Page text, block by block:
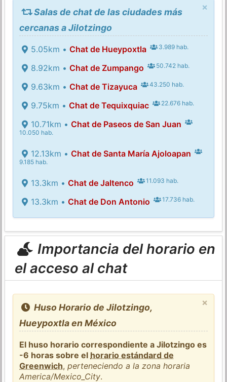
×
Salas de chat de las ciudades más
cercanas a Jilotzingo
5.05km • Chat de Hueypoxtla 3.989 hab.
8.92km • Chat de Zumpango 50.742 hab.
9.63km • Chat de Tizayuca 43.250 hab.
9.75km • Chat de Tequixquiac 22.676 hab.
10.71km • Chat de Paseos de San Juan
10.050 hab.
12.13km • Chat de Santa María Ajoloapan
9.185 hab.
13.3km • Chat de Jaltenco 11.093 hab.
13.3km • Chat de Don Antonio 17.736 hab.
Importancia del horario en
el acceso al chat
×
Huso Horario de Jilotzingo,
Hueypoxtla en México
El huso horario correspondiente a Jilotzingo es
-6 horas sobre el horario estándard de
Greenwich,perteneciendo a la zona horaria
America/Mexico_City.